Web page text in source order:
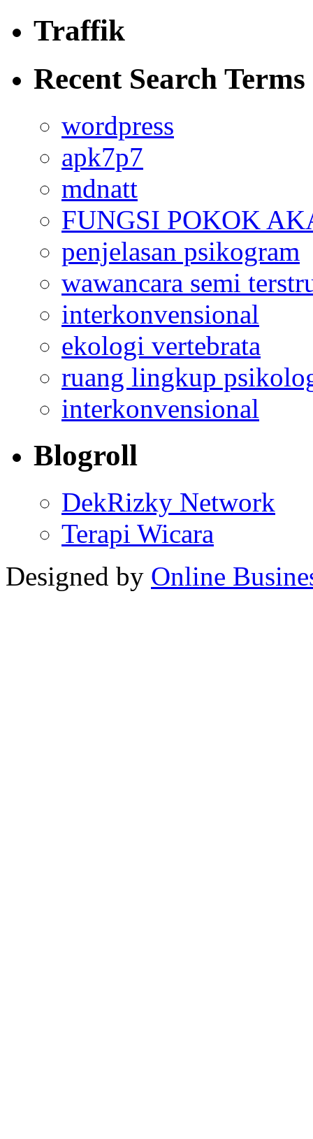
Traffik
Recent Search Terms
wordpress
apk7p7
mdnatt
FUNGSI POKOK
penjelasan psikogram
wawancara semi
interkonvensional
ekologi vertebrata
ruang lingkup
interkonvensional
Blogroll
DekRizky Network
Terapi Wicara
Designed by Online